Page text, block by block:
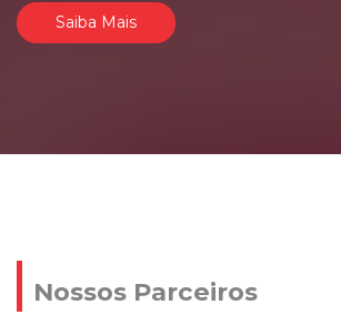
Saiba Mais
Nossos Parceiros